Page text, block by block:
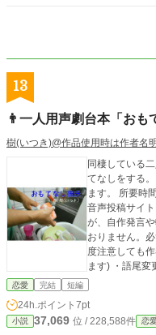
13
👨一人用声劇台本「おも
樹(いつき)@作品使用時は作者名
同棲している
てなしをする。 ジャンル：恋愛 ◆こちらは声劇用台本になり
ます。 所要時間
音声投稿サイ
が、自作発言
おりません。
度注意しても
ます) ・語尾変
幅なアレンジ
用する際の注
恋愛 完結 短編
24h.ポイント 7pt
小説 37,069 位 / 228,588件 恋